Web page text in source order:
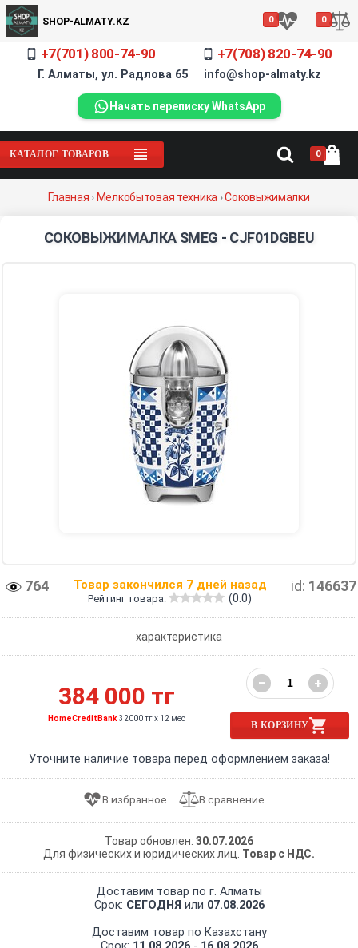
SHOP-ALMATY.KZ 0 0
+7(701) 800-74-90 +7(708) 820-74-90
Г. Алматы, ул. Радлова 65 info@shop-almaty.kz
Начать переписку WhatsApp
КАТАЛОГ ТОВАРОВ 0
Главная ›Мелкобытовая техника ›Соковыжималки
СОКОВЫЖИМАЛКА SMEG - CJF01DGBEU
764 id: 146637
Товар закончился 7 дней назад
Рейтинг товара: (0.0)
характеристика
384 000 тг
HomeCreditBank32000 тг x 12 мес
− +
В КОРЗИНУ
Уточните наличие товара перед оформлением заказа!
Товар обновлен: 30.07.2026
Для физических и юридических лиц. Товар с НДС.
Доставим товар по г. Алматы
Срок: СЕГОДНЯ или 07.08.2026
Доставим товар по Казахстану